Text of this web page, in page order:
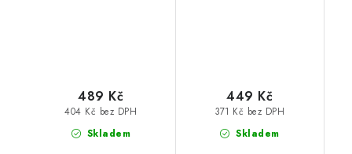
Skladem
404 Kč bez DPH
489 Kč
Skladem
371 Kč bez DPH
449 Kč